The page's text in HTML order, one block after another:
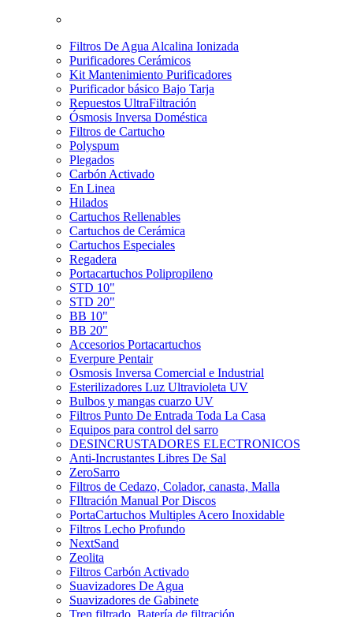
Filtros De Agua Alcalina Ionizada
Purificadores Cerámicos
Kit Mantenimiento Purificadores
Purificador básico Bajo Tarja
Repuestos UltraFiltración
Ósmosis Inversa Doméstica
Filtros de Cartucho
Polyspum
Plegados
Carbón Activado
En Linea
Hilados
Cartuchos Rellenables
Cartuchos de Cerámica
Cartuchos Especiales
Regadera
Portacartuchos Polipropileno
STD 10"
STD 20"
BB 10"
BB 20"
Accesorios Portacartuchos
Everpure Pentair
Osmosis Inversa Comercial e Industrial
Esterilizadores Luz Ultravioleta UV
Bulbos y mangas cuarzo UV
Filtros Punto De Entrada Toda La Casa
Equipos para control del sarro
DESINCRUSTADORES ELECTRONICOS
Anti-Incrustantes Libres De Sal
ZeroSarro
Filtros de Cedazo, Colador, canasta, Malla
FIltración Manual Por Discos
PortaCartuchos Multiples Acero Inoxidable
Filtros Lecho Profundo
NextSand
Zeolita
Filtros Carbón Activado
Suavizadores De Agua
Suavizadores de Gabinete
Tren filtrado, Batería de filtración